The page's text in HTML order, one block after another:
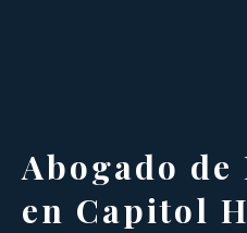
Abogado de
en Capitol